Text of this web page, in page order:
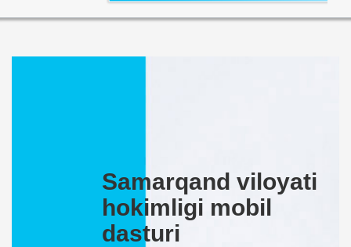
Samarqand viloyati
hokimligi mobil
dasturi